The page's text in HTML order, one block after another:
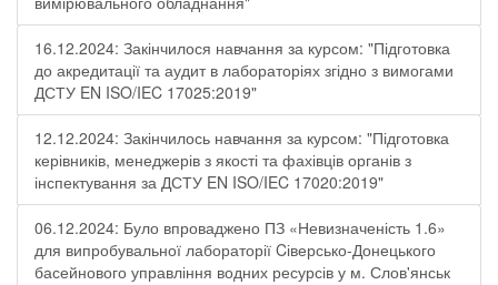
16.12.2024: Закінчилося навчання за курсом: "Підготовка
до акредитації та аудит в лабораторіях згідно з вимогами
ДСТУ EN ISO/IEC 17025:2019"
12.12.2024: Закінчилось навчання за курсом: "Підготовка
керівників, менеджерів з якості та фахівців органів з
інспектування за ДСТУ EN ISO/IEC 17020:2019"
06.12.2024: Було впроваджено ПЗ «Невизначеність 1.6»
для випробувальної лабораторії Cіверсько-Донецького
басейнового управління водних ресурсів у м. Слов'янськ